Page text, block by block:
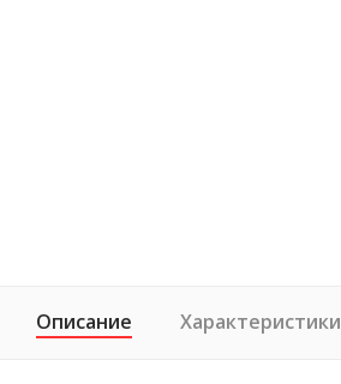
Описание Характеристики